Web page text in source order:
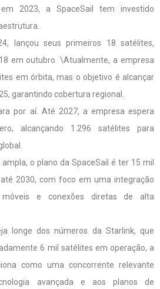
2023, a SpaceSail tem investido
lançou seus primeiros 18 satélites,
em outubro. \Atualmente, a empresa
em órbita, mas o objetivo é alcançar
garantindo cobertura regional.
por aí. Até 2027, a empresa espera
alcançando 1.296 satélites para
o plano da SpaceSail é ter 15 mil
2030, com foco em uma integração
móveis e conexões diretas de alta
longe dos números da Starlink, que
6 mil satélites em operação, a
como uma concorrente relevante
avançada e aos planos de